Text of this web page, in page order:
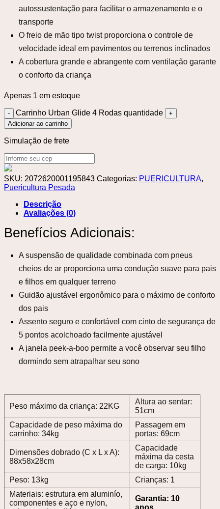
autossustentação para facilitar o armazenamento e o
transporte
O freio de mão tipo twist proporciona o controle de
velocidade ideal em pavimentos ou terrenos inclinados
A cobertura grande e abrangente com ventilação garante
o conforto da criança
Apenas 1 em estoque
Carrinho Urban Glide 4 Rodas quantidade
Adicionar ao carrinho
Simulação de frete
SKU: 2072620001195843 Categorias: PUERICULTURA,
Puericultura Pesada
Descrição
Avaliações (0)
Benefícios Adicionais:
A suspensão de qualidade combinada com pneus
cheios de ar proporciona uma condução suave para pais
e filhos em qualquer terreno
Guidão ajustável ergonômico para o máximo de conforto
dos pais
Assento seguro e confortável com cinto de segurança de
5 pontos acolchoado facilmente ajustável
A janela peek-a-boo permite a você observar seu filho
dormindo sem atrapalhar seu sono
Peso máximo da criança: 22KG
Altura ao sentar:
51cm
Capacidade de peso máxima do
carrinho: 34kg
Passagem em
portas: 69cm
Dimensões dobrado (C x L x A):
88x58x28cm
Capacidade
máxima da cesta
de carga: 10kg
Peso: 13kg
Crianças: 1
Materiais: estrutura em aluminío,
componentes e aço e nylon,
Garantia: 10
anos